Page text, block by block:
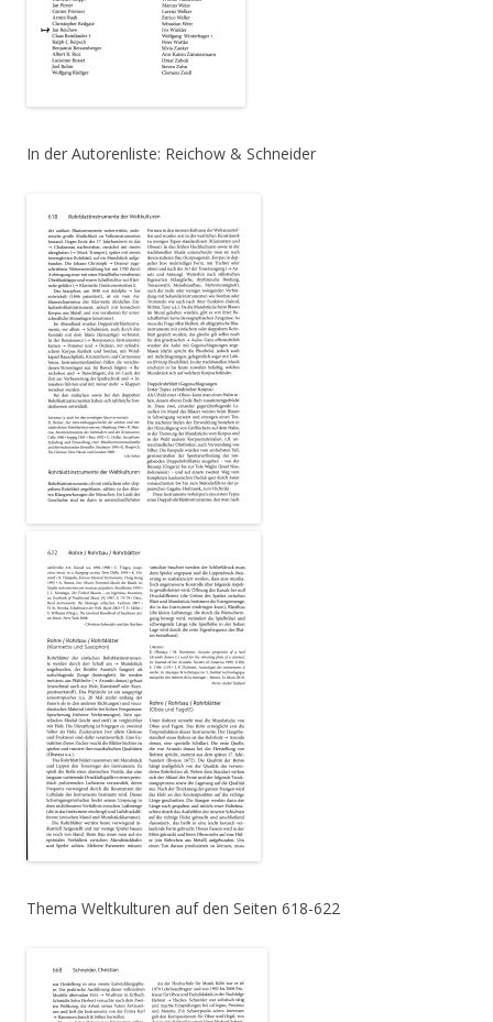
In der Autorenliste: Reichow & Schneider
Thema Weltkulturen auf den Seiten 618-622